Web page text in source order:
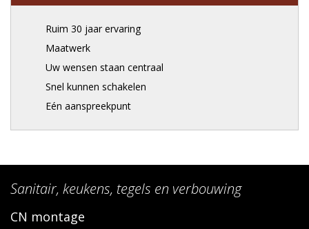
Ruim 30 jaar ervaring
Maatwerk
Uw wensen staan centraal
Snel kunnen schakelen
Eén aanspreekpunt
Sanitair, keukens, tegels en verbouwing
CN montage